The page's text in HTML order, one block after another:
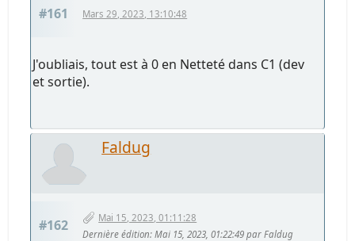
#161 Mars 29, 2023, 13:10:48
J'oubliais, tout est à 0 en Netteté dans C1 (dev
et sortie).
Faldug
#162
Mai 15, 2023, 01:11:28
Dernière édition: Mai 15, 2023, 01:22:49 par Faldug